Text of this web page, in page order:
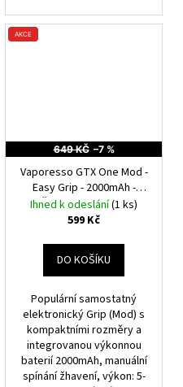
AKCE
649 KČ –7 %
Vaporesso GTX One Mod -
Easy Grip - 2000mAh -
Červená40W Mod
Ihned k odeslání(1 ks)
599 Kč
DO KOŠÍKU
Populární samostatný
elektronický Grip (Mod) s
kompaktními rozměry a
integrovanou výkonnou
baterií 2000mAh, manuální
spínání žhavení, výkon: 5-